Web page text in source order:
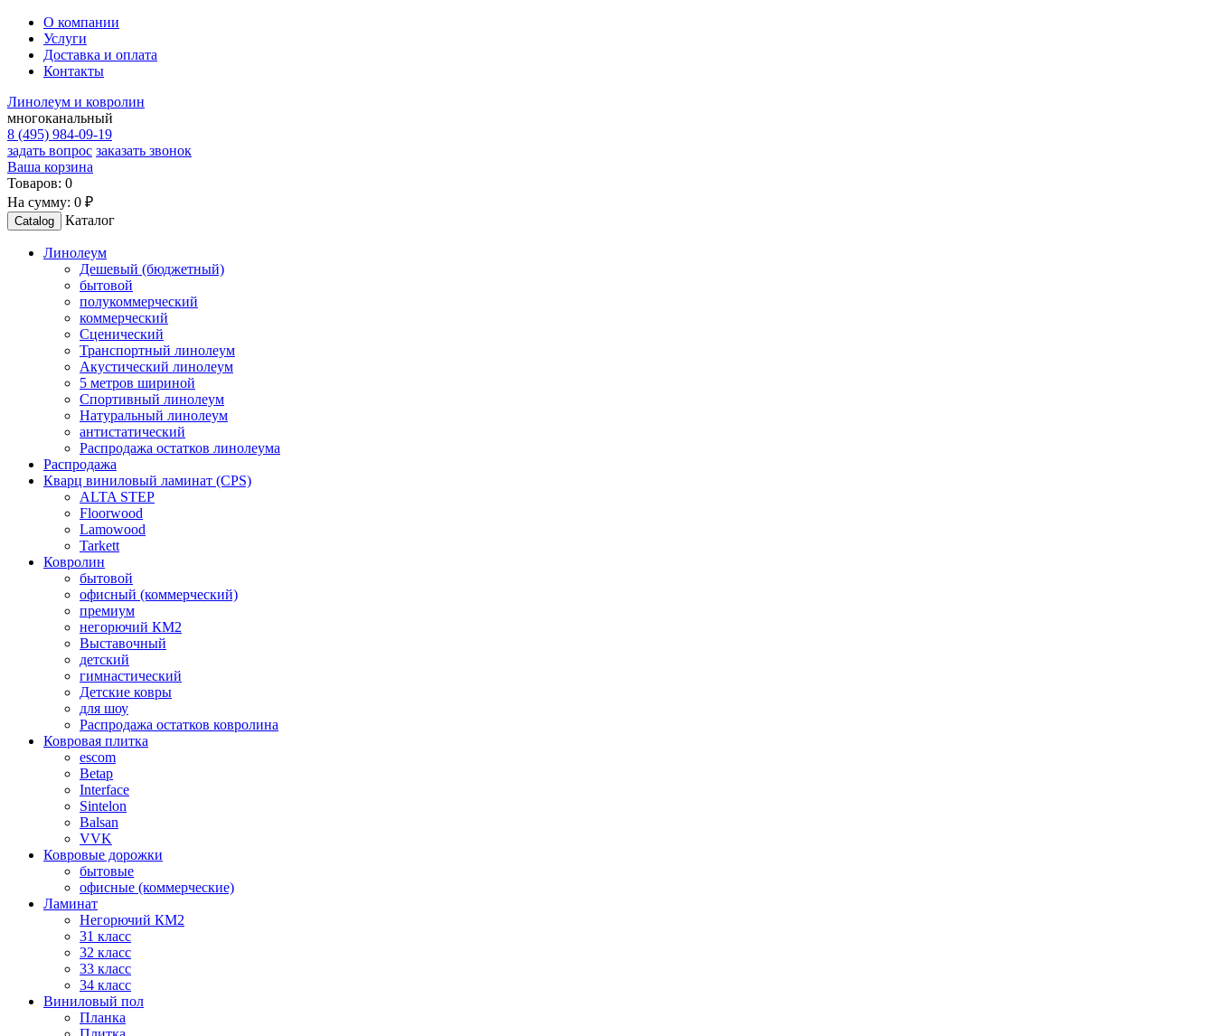
О компании
Услуги
Доставка и оплата
Контакты
Линолеум и ковролин
многоканальный
8 (495) 984-09-19
задать вопрос заказать звонок
Ваша корзина
Товаров: 0
На сумму: 0 ₽
Catalog Каталог
Линолеум
Дешевый (бюджетный)
бытовой
полукоммерческий
коммерческий
Сценический
Транспортный линолеум
Акустический линолеум
5 метров шириной
Спортивный линолеум
Натуральный линолеум
антистатический
Распродажа остатков линолеума
Распродажа
Кварц виниловый ламинат (CPS)
ALTA STEP
Floorwood
Lamowood
Tarkett
Ковролин
бытовой
офисный (коммерческий)
премиум
негорючий КМ2
Выставочный
детский
гимнастический
Детские ковры
для шоу
Распродажа остатков ковролина
Ковровая плитка
escom
Betap
Interface
Sintelon
Balsan
VVK
Ковровые дорожки
бытовые
офисные (коммерческие)
Ламинат
Негорючий КМ2
31 класс
32 класс
33 класс
34 класс
Виниловый пол
Планка